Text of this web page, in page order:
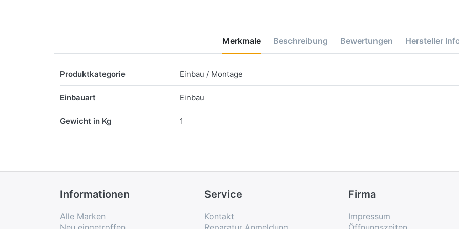
Merkmale Beschreibung Bewertungen Hersteller
Produktkategorie Einbau / Montage
Einbauart Einbau
Gewicht in Kg 1
Informationen
Alle Marken
Service
Kontakt
Firma
Impressum